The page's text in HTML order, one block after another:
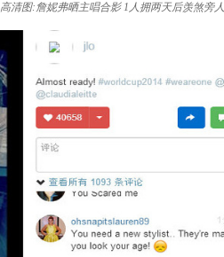
高清图:詹妮弗晒主唱合影 1人拥两天后羡煞旁人